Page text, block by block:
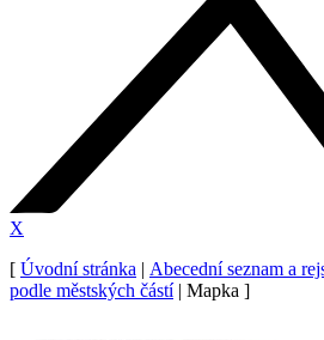
X
[ Úvodní stránka | Abecední seznam a
podle městských částí| Mapka ]